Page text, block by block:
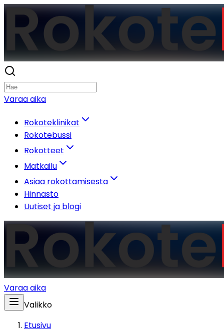
Varaa aika
Rokoteklinikat
Rokotebussi
Rokotteet
Matkailu
Asiaa rokottamisesta
Hinnasto
Uutiset ja blogi
Varaa aika
Valikko
Etusivu